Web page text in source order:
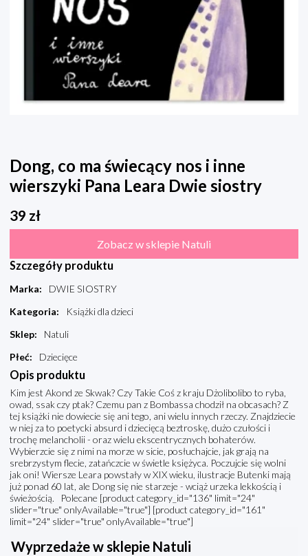
Dong, co ma świecący nos i inne
wierszyki Pana Leara Dwie siostry
39 zł
Zobacz w sklepie Natuli
Szczegóły produktu
Marka:
DWIE SIOSTRY
Kategoria:
Książki dla dzieci
Sklep:
Natuli
Płeć: Dziecięce
Opis produktu
Kim jest Akond ze Skwak? Czy Takie Coś z kraju Dżolibolibo to ryba,
owad, ssak czy ptak? Czemu pan z Bombassa chodził na obcasach? Z
tej książki nie dowiecie się ani tego, ani wielu innych rzeczy. Znajdziecie
w niej za to poetycki absurd i dziecięcą beztroskę, dużo czułości i
trochę melancholii - oraz wielu ekscentrycznych bohaterów.
Wybierzcie się z nimi na morze w sicie, posłuchajcie, jak grają na
srebrzystym flecie, zatańczcie w świetle księżyca. Poczujcie się wolni
jak oni! Wiersze Leara powstały w XIX wieku, ilustracje Butenki mają
już ponad 60 lat, ale Dong się nie starzeje - wciąż urzeka lekkością i
świeżością. Polecane [product category_id="136" limit="24"
slider="true" onlyAvailable="true"] [product category_id="161"
limit="24" slider="true" onlyAvailable="true"]
Wyprzedaże w sklepie Natuli